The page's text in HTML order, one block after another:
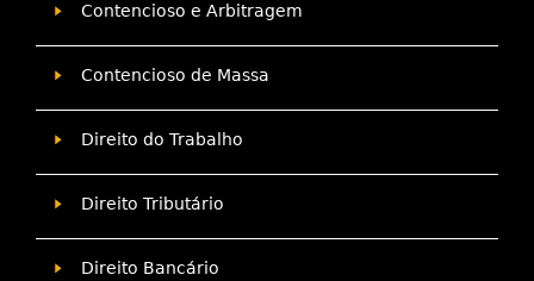
Contencioso e Arbitragem
Contencioso de Massa
Direito do Trabalho
Direito Tributário
Direito Bancário